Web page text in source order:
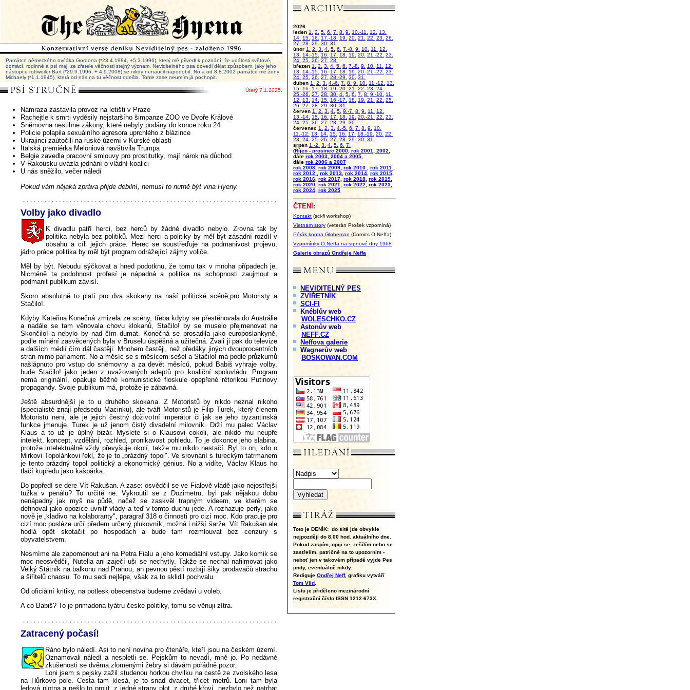
2026
leden 1. 2. 5. 6. 7. 8. 9. 10.-11. 12.
13.
14.
15. 16. 17.-18. 19. 20. 21. 22. 23.
26.
27.
28. 29. 30. 31.
únor 1. 2. 3. 4. 5. 6. 7.-8. 9. 10. 11.
12.
13.
14.-15. 16. 17. 18. 19. 20. 21.-22.
23.
24. 25. 26. 27.
28.
březen 1. 2. 3. 4. 5. 6. 7.-8. 9. 10. 11.
12.
13.
14.-15. 16. 17. 18. 19. 20. 21.-22.
23.
24. 25. 26. 27. 28.-29. 30. 31.
duben 1. 2. 3. 4.-6. 7. 8. 9. 10. 11.-12.
13.
15.
16. 17. 18.-19. 20. 21. 22. 23.
24.
25.-26.
27. 28. 30. 4. 5. 6. 7. 8. 9.-10.
11.
12.
13. 14. 15. 16.-17. 18. 19. 21. 22.
25.
26.
27. 28. 29.
30.-31.
červen 1. 2. 3. 4. 5. 9.-7. 8. 9. 11.
12.
13.-14.
15. 16. 17. 18. 19. 20.-21. 22.
23.
24. 25. 26. 27.-28. 29.
30.
červenec 1. 2. 3. 4.-5. 6. 7. 8. 9.
10.
11.-12.
13. 14. 15. 16. 17. 18.-19. 20. 22.
23.
24. 25.-26. 27. 28. 29. 30. 31.
srpen 1.-2. 3. 4. 5. 6. 7.
(Říjen - prosinec 2000, rok 2001, 2002,
dále rok 2003, 2004 a 2005
dále rok 2006 a 2007
rok 2008 rok 2009 rok 2010 rok 2011
rok 2012
rok 2013 rok 2014 rok 2015
rok 2016 rok 2017 rok 2018 rok 2019
rok 2020 rok 2021 rok 2022 rok 2023
rok 2024 rok 2025
ČTENÍ:
Kontakt (sci-fi workshop)
Vietnam story (veterán Prošek vzpomíná)
Pérák kontra Globeman (Comics O.Neffa)
Vzpomínky O.Neffa na srpnové dny 1968
Galerie obrazů Ondřeje Neffa
NEVIDITELNÝ PES
ZVÍŘETNÍK
SCI-FI
Knéblův web
WOLESCHKO.CZ
Astonův web
NEFF.CZ
Neffova galerie
Wagnerův web
BOSKOWAN.COM
Toto je DENÍK: do sítě jde obvykle
nejpozději do 8.00 hod. aktuálního dne.
Pokud zaspím, opiji se, zešílím nebo se
zastřelím, patričně na to upozorním -
neboť jen v takovém případě vyjde Pes
jindy, eventuálně nikdy.
Rediguje Ondřej Neff, grafiku vytváří
Tom Vild
Listu je přiděleno mezinárodní
registrační číslo ISSN 1212-673X.
Památce německého ovčáka Gordona (*23.4.1984, +5.3.1996), který mě přivedl k poznání, že události světové,
domácí, rodinné a psí mají ze zřetele věčnosti stejný význam. Neviditelného psa dovedl dělat způsobem, jaký jeho
nástupce rottweiler Bart (*29.9.1996, + 4.9.2008) se nikdy nenaučil napodobit. No a od 8.8.2002 památce mé ženy
Michaely (*1.1.1945), která od nás na tu věčnost odešla. Tohle zase neumím já pochopit.
Úterý 7.1.2025.
Námraza zastavila provoz na letišti v Praze
Rachejtle k smrti vyděsily nejstaršího šimpanze ZOO ve Dvoře Králové
Sněmovna nestihne zákony, které nebyly podány do konce roku 24
Policie polapila sexuálního agresora uprchlého z blázince
Ukrajinci zaútočili na ruské území v Kurské oblasti
Italská premiérka Meloniová navštívila Trumpa
Belgie zavedla pracovní smlouvy pro prostitutky, mají nárok na důchod
V Rakousku uvázla jednání o vládní koalici
U nás sněžilo, večer náledí
Pokud vám nějaká zpráva přijde debilní, nemusí to nutně být vina Hyeny.
Volby jako divadlo
K divadlu patří herci, bez herců by žádné divadlo nebylo. Zrovna tak by
politika nebyla bez politiků. Mezi herci a politiky by měl být zásadní rozdíl v
obsahu a cíli jejich práce. Herec se soustřeďuje na podmanivost projevu,
jádro práce politika by měl být program odrážející zájmy voliče.
Měl by být. Nebudu sýčkovat a hned podotknu, že tomu tak v mnoha případech je.
Nicméně ta podobnost profesí je nápadná a politika na schopnosti zaujmout a
podmanit publikum závisí.
Skoro absolutně to platí pro dva skokany na naší politické scéně,pro Motoristy a
Stačilo!.
Kdyby Kateřina Konečná zmizela ze scény, třeba kdyby se přestěhovala do Austrálie
a nadále se tam věnovala chovu klokanů, Stačilo! by se muselo přejmenovat na
Skončilo! a nebylo by nad čím dumat. Konečná se prosadila jako europoslankyně,
podle mínění zasvěcených byla v Bruselu úspěšná a užitečná. Zvali ji pak do televize
a dalších médií čím dál častěji. Mnohem častěji, než předáky jiných dvouprocentních
stran mimo parlament. No a měsíc se s měsícem sešel a Stačilo! má podle průzkumů
našlápnuto pro vstup do sněmovny a za devět měsíců, pokud Babiš vyhraje volby,
bude Stačilo! jako jeden z uvažovaných adeptů pro koaliční spoluvládu. Program
nemá originální, opakuje běžné komunistické floskule opepřené rétorikou Putinovy
propagandy. Svoje publikum má, protože je zábavná.
Ještě absurdnější je to u druhého skokana. Z Motoristů by nikdo neznal nikoho
(specialisté znají předsedu Macinku), ale tváří Motoristů je Filip Turek, který členem
Motoristů není, ale je jejich čestný doživotní imperátor či jak se jeho byzantinská
funkce jmenuje. Turek je už jenom čistý divadelní milovník. Drží mu palec Václav
Klaus a to už je úplný bizár. Myslete si o Klausovi cokoli, ale nikdo mu neupře
intelekt, koncept, vzdělání, rozhled, pronikavost pohledu. To je dokonce jeho slabina,
protože intelektuálně vždy převyšuje okolí, takže mu nikdo nestačí. Byl to on, kdo o
Mirkovi Topolánkovi řekl, že je to „prázdný topol". Ve srovnání s tureckým tatrmanem
je tento prázdný topol politický a ekonomický génius. No a vidíte, Václav Klaus ho
tlačí kupředu jako kašpárka.
Do popředí se dere Vít Rakušan. A zase: osvědčil se ve Fialově vládě jako nejostřejší
tužka v penálu? To určitě ne. Vykroutil se z Dozimetru, byl pak nějakou dobu
nenápadný jak myš na půdě, načež se zaskvěl trapným videem, ve kterém se
definoval jako opozice uvnitř vlády a teď v tomto duchu jede. A rozhazuje perly, jako
nově je „kladivo na kolaboranty", paragraf 318 o činnosti pro cizí moc. Kdo pracuje pro
cizí moc posléze určí předem určený plukovník, možná i nižší šarže. Vít Rakušan ale
hodlá opět skotačit po hospodách a bude tam rozmlouvat bez cenzury s
obyvatelstvem.
Nesmíme ale zapomenout ani na Petra Fialu a jeho komediální vstupy. Jako komik se
moc neosvědčil, Nutella ani zaječí uši se nechytly. Takže se nechal nafilmovat jako
Velký Státník na balkonu nad Prahou, an pevnou pěstí rozbíjí šiky prodavačů strachu
a šiřitelů chaosu. To mu sedí nejlépe, však za to sklidil pochvalu.
Od oficiální kritiky, na potlesk obecenstva budeme zvědavi u voleb.
A co Babiš? To je primadona tyátru české politiky, tomu se věnuji zítra.
Zatracený počasí!
Ráno bylo náledí. Asi to není novina pro čtenáře, kteří jsou na českém území.
Oznamovali náledí a nespletli se. Pejskům to nevadí, mně jo. Po nedávné
zkušenosti se dvěma zlomenými žebry si dávám pořádně pozor.
Loni jsem s pejsky zažil studenou horkou chvilku na cestě ze zvolského lesa
na Hůrkovo pole. Cesta tam klesá, je to snad dvacet, třicet metrů. Loni tam byla
ledová plotna a nešlo to projít, z jedné strany plot, z druhé křoví, nezbylo než natrhat